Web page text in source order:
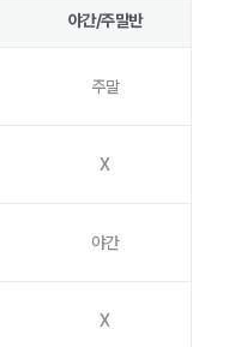
야간/주말반
주말
X
야간
X